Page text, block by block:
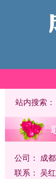
站内搜索：
公司： 成
联系： 吴